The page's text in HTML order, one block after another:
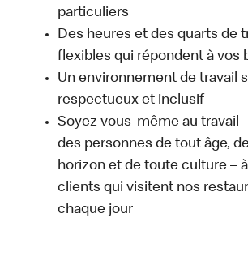
particuliers
Des heures et des quarts de
flexibles qui répondent à vos
Un environnement de travail
respectueux et inclusif
Soyez vous-même au travail
des personnes de tout âge,
horizon et de toute culture – à
clients qui visitent nos
chaque jour